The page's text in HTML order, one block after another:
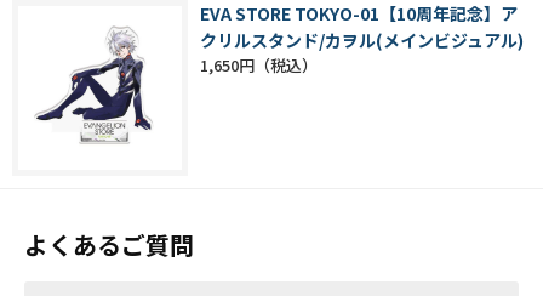
EVA STORE TOKYO-01【10周年記念】ア
クリルスタンド/カヲル(メインビジュアル)
1,650円
よくあるご質問